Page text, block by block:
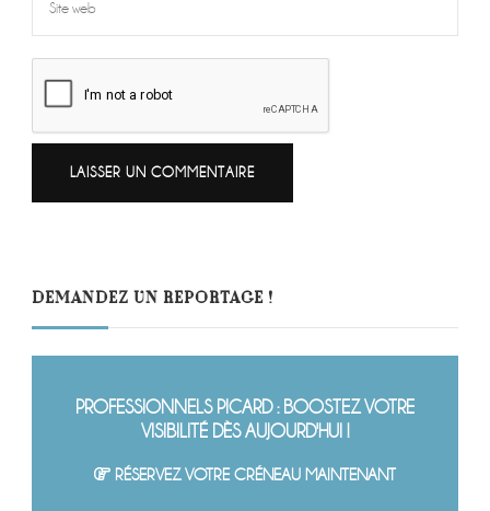
DEMANDEZ UN REPORTAGE !
PROFESSIONNELS PICARD : BOOSTEZ VOTRE
VISIBILITÉ DÈS AUJOURD'HUI !
RÉSERVEZ VOTRE CRÉNEAU MAINTENANT